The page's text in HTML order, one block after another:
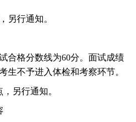
另行通知。
合格分数线为60分。面试成绩
生不予进入体检和考察环节。
另行通知。